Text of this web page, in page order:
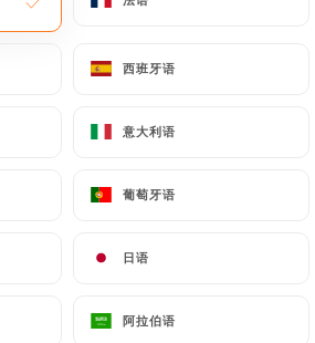
西班牙语
意大利语
葡萄牙语
日语
阿拉伯语
西班牙语
意大利语
葡萄牙语
日语
阿拉伯语